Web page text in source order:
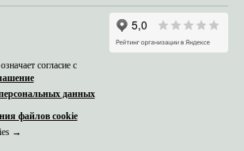
согласие с
данных
файлов cookie
→